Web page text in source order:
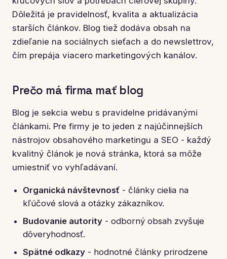
Dôležitá je pravidelnosť, kvalita a aktualizácia
starších článkov. Blog tiež dodáva obsah na
zdieľanie na sociálnych sieťach a do newslettrov,
čím prepája viacero marketingových kanálov.
Prečo má firma mať blog
Blog je sekcia webu s pravidelne pridávanými
článkami. Pre firmy je to jeden z najúčinnejších
nástrojov obsahového marketingu a SEO - každý
kvalitný článok je nová stránka, ktorá sa môže
umiestniť vo vyhľadávaní.
Organická návštevnosť- články cielia na
kľúčové slová a otázky zákazníkov.
Budovanie autority- odborný obsah zvyšuje
dôveryhodnosť.
Spätné odkazy- hodnotné články prirodzene